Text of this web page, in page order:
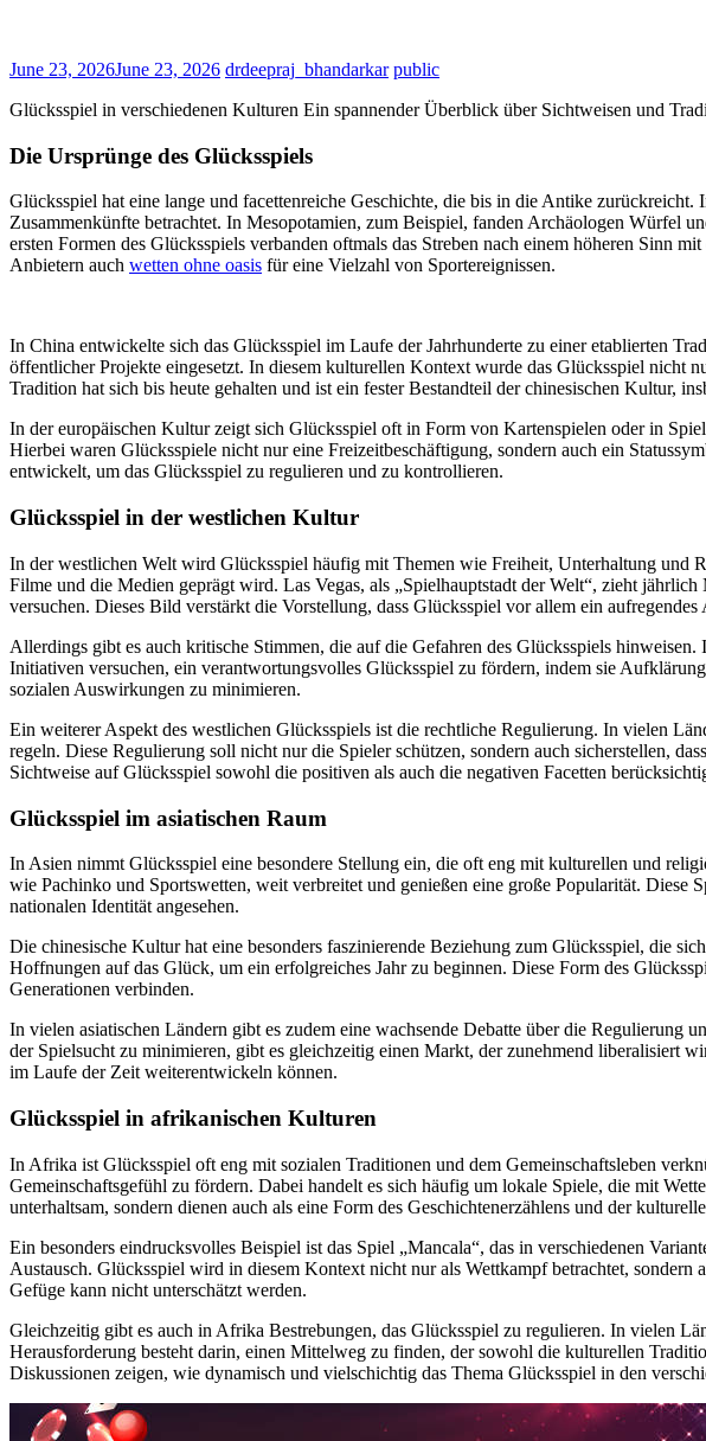
June 23, 2026June 23, 2026 drdeepraj_bhandarkar public
Glücksspiel in verschiedenen Kulturen Ein spannender Überblick über Sichtweisen und
Die Ursprünge des Glücksspiels
Glücksspiel hat eine lange und facettenreiche Geschichte, die bis in die Antike
Zusammenkünfte betrachtet. In Mesopotamien, zum Beispiel, fanden Archäologen Würfel
ersten Formen des Glücksspiels verbanden oftmals das Streben nach einem höheren Sinn
Anbietern auch wetten ohne oasis für eine Vielzahl von Sportereignissen.
In China entwickelte sich das Glücksspiel im Laufe der Jahrhunderte zu einer etablierten
öffentlicher Projekte eingesetzt. In diesem kulturellen Kontext wurde das Glücksspiel nicht
Tradition hat sich bis heute gehalten und ist ein fester Bestandteil der chinesischen Kultur,
In der europäischen Kultur zeigt sich Glücksspiel oft in Form von Kartenspielen oder in
Hierbei waren Glücksspiele nicht nur eine Freizeitbeschäftigung, sondern auch ein
entwickelt, um das Glücksspiel zu regulieren und zu kontrollieren.
Glücksspiel in der westlichen Kultur
In der westlichen Welt wird Glücksspiel häufig mit Themen wie Freiheit, Unterhaltung und
Filme und die Medien geprägt wird. Las Vegas, als „Spielhauptstadt der Welt“, zieht
versuchen. Dieses Bild verstärkt die Vorstellung, dass Glücksspiel vor allem ein
Allerdings gibt es auch kritische Stimmen, die auf die Gefahren des Glücksspiels
Initiativen versuchen, ein verantwortungsvolles Glücksspiel zu fördern, indem sie
sozialen Auswirkungen zu minimieren.
Ein weiterer Aspekt des westlichen Glücksspiels ist die rechtliche Regulierung. In vielen
regeln. Diese Regulierung soll nicht nur die Spieler schützen, sondern auch sicherstellen,
Sichtweise auf Glücksspiel sowohl die positiven als auch die negativen Facetten
Glücksspiel im asiatischen Raum
In Asien nimmt Glücksspiel eine besondere Stellung ein, die oft eng mit kulturellen und
wie Pachinko und Sportswetten, weit verbreitet und genießen eine große Popularität.
nationalen Identität angesehen.
Die chinesische Kultur hat eine besonders faszinierende Beziehung zum Glücksspiel, die
Hoffnungen auf das Glück, um ein erfolgreiches Jahr zu beginnen. Diese Form des
Generationen verbinden.
In vielen asiatischen Ländern gibt es zudem eine wachsende Debatte über die Regulierung
der Spielsucht zu minimieren, gibt es gleichzeitig einen Markt, der zunehmend liberalisiert
im Laufe der Zeit weiterentwickeln können.
Glücksspiel in afrikanischen Kulturen
In Afrika ist Glücksspiel oft eng mit sozialen Traditionen und dem Gemeinschaftsleben
Gemeinschaftsgefühl zu fördern. Dabei handelt es sich häufig um lokale Spiele, die mit
unterhaltsam, sondern dienen auch als eine Form des Geschichtenerzählens und der
Ein besonders eindrucksvolles Beispiel ist das Spiel „Mancala“, das in verschiedenen
Austausch. Glücksspiel wird in diesem Kontext nicht nur als Wettkampf betrachtet,
Gefüge kann nicht unterschätzt werden.
Gleichzeitig gibt es auch in Afrika Bestrebungen, das Glücksspiel zu regulieren. In vielen
Herausforderung besteht darin, einen Mittelweg zu finden, der sowohl die kulturellen
Diskussionen zeigen, wie dynamisch und vielschichtig das Thema Glücksspiel in den